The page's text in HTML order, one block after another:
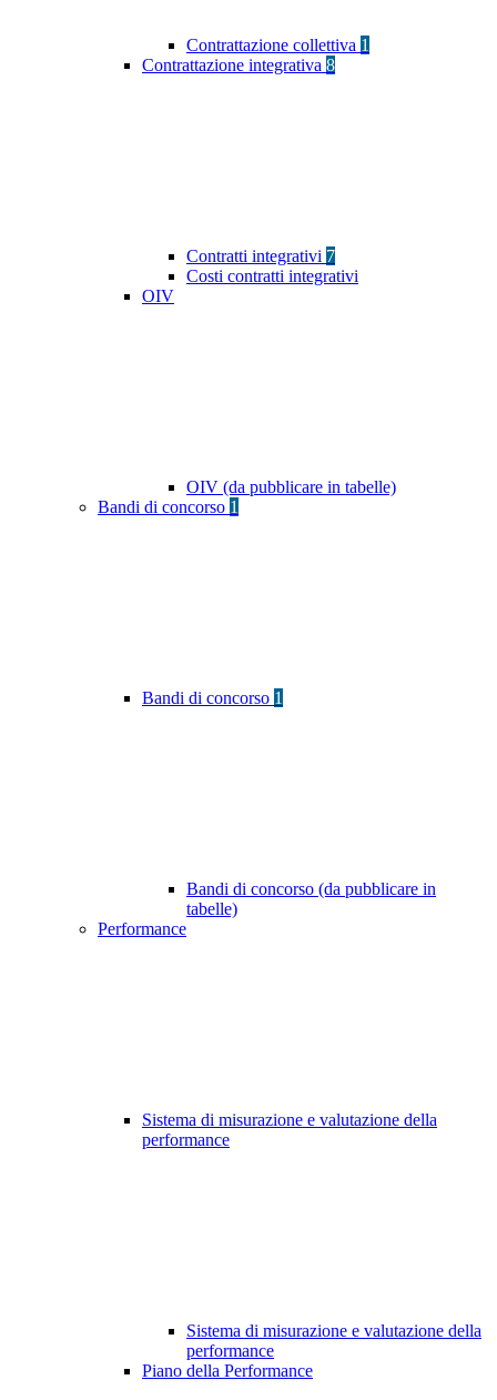
Contrattazione collettiva 1
Contrattazione integrativa 8
Contratti integrativi 7
Costi contratti integrativi
OIV
OIV (da pubblicare in tabelle)
Bandi di concorso 1
Bandi di concorso 1
Bandi di concorso (da pubblicare in
tabelle)
Performance
Sistema di misurazione e valutazione della
performance
Sistema di misurazione e valutazione della
performance
Piano della Performance